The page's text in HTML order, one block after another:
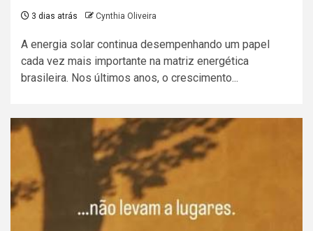
3 dias atrás Cynthia Oliveira
A energia solar continua desempenhando um papel
cada vez mais importante na matriz energética
brasileira. Nos últimos anos, o crescimento...